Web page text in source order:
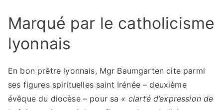
Marqué par le catholicisme
lyonnais
En bon prêtre lyonnais, Mgr Baumgarten cite parmi
ses figures spirituelles saint Irénée – deuxième
évêque du diocèse – pour sa « clarté d’expression de